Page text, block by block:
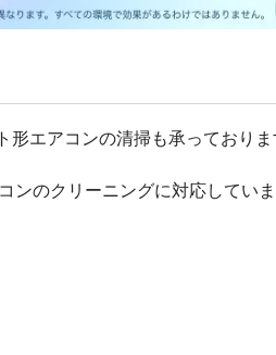
エアコンの清掃も承っており
ンのクリーニングに対応していま